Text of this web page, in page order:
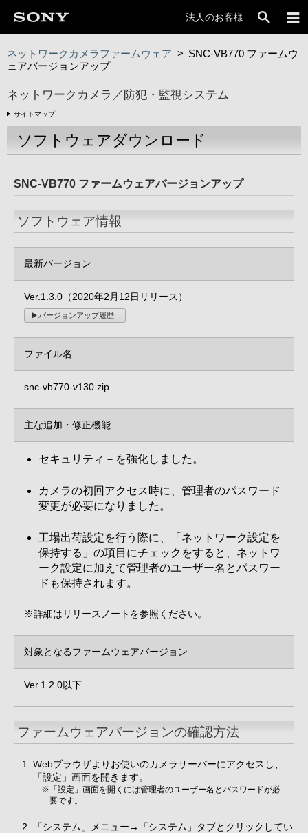
法人のお客様
ネットワークカメラファームウェア > SNC-VB770 ファームウ
ェアバージョンアップ
ネットワークカメラ／防犯・監視システム
サイトマップ
ソフトウェアダウンロード
SNC-VB770 ファームウェアバージョンアップ
ソフトウェア情報
最新バージョン
Ver.1.3.0（2020年2月12日リリース）
バージョンアップ履歴
ファイル名
snc-vb770-v130.zip
主な追加・修正機能
セキュリティ－を強化しました。
カメラの初回アクセス時に、管理者のパスワード
変更が必要になりました。
工場出荷設定を行う際に、「ネットワーク設定を
保持する」の項目にチェックをすると、ネットワ
ーク設定に加えて管理者のユーザー名とパスワー
ドも保持されます。
※詳細はリリースノートを参照ください。
対象となるファームウェアバージョン
Ver.1.2.0以下
ファームウェアバージョンの確認方法
Webブラウザよりお使いのカメラサーバーにアクセスし、
「設定」画面を開きます。
※「設定」画面を開くには管理者のユーザー名とパスワードが必
要です。
「システム」メニュー→「システム」タブとクリックしてい